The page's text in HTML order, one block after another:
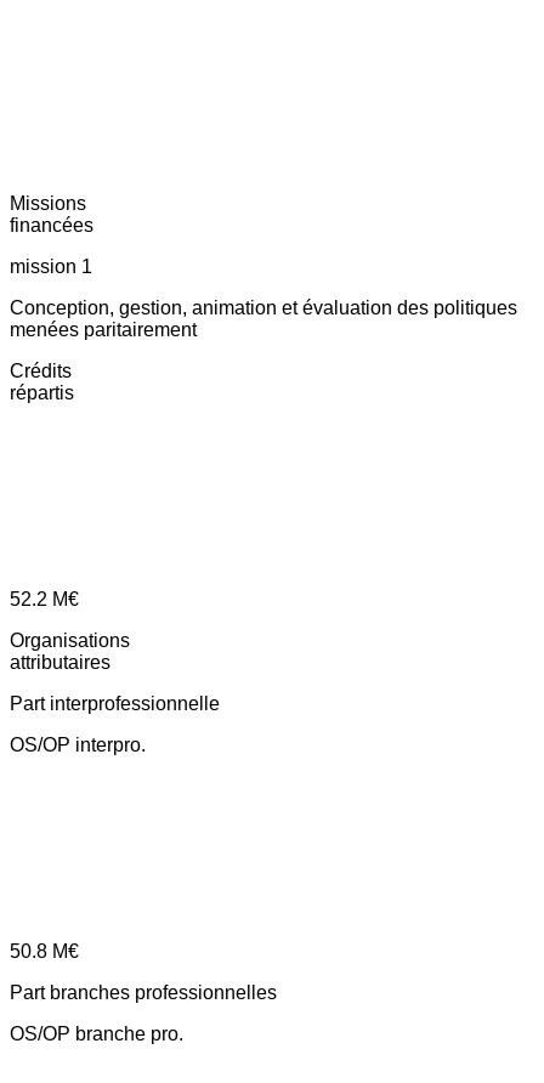
Missions
financées
mission 1
Conception, gestion, animation et évaluation des politiques
menées paritairement
Crédits
répartis
52.2 M€
Organisations
attributaires
Part interprofessionnelle
OS/OP interpro.
50.8 M€
Part branches professionnelles
OS/OP branche pro.